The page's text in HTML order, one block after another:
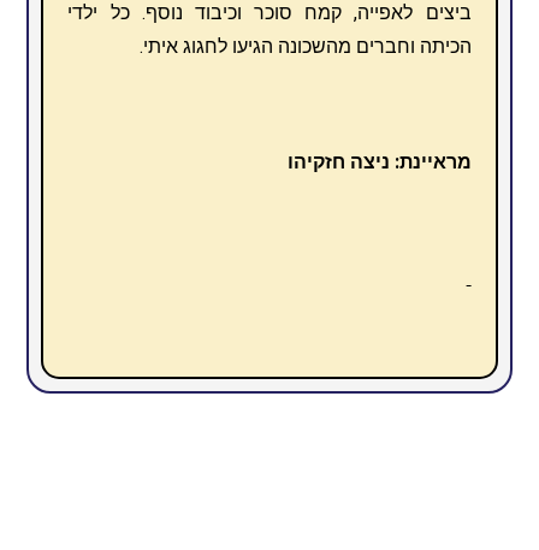
ביצים לאפייה, קמח סוכר וכיבוד נוסף. כל ילדי
הכיתה וחברים מהשכונה הגיעו לחגוג איתי.
מראיינת: ניצה חזקיהו